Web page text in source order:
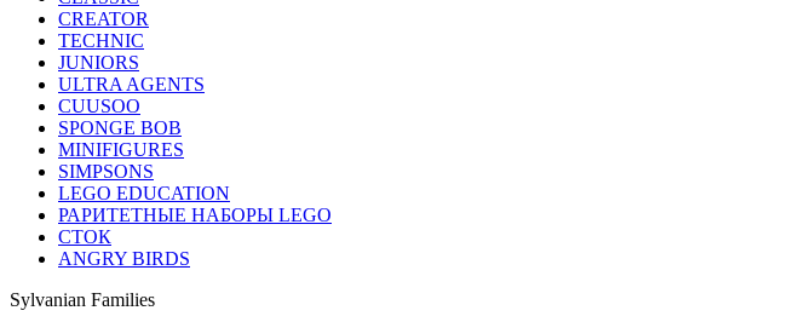
CREATOR
TECHNIC
JUNIORS
ULTRA AGENTS
CUUSOO
SPONGE BOB
MINIFIGURES
SIMPSONS
LEGO EDUCATION
РАРИТЕТНЫЕ НАБОРЫ LEGO
СТОК
ANGRY BIRDS
Sylvanian Families